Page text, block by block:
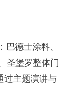
德士涂料、
圣堡罗整体门
过主题演讲与